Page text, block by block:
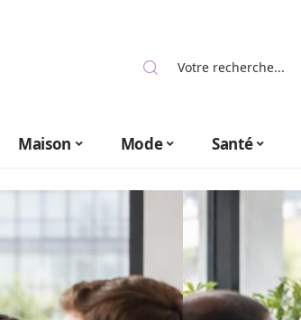
Maison Mode Santé